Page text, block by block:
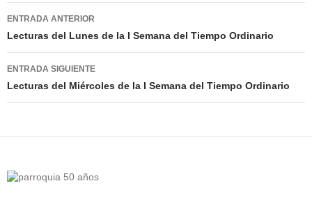
Navegación
de
entradas
ENTRADA ANTERIOR
Lecturas del Lunes de la I Semana del Tiempo Ordinario
ENTRADA SIGUIENTE
Lecturas del Miércoles de la I Semana del Tiempo Ordinario